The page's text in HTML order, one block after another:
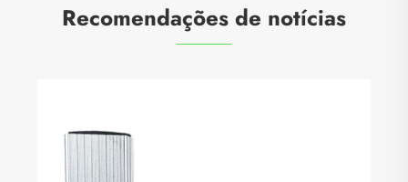
Recomendações de notícias